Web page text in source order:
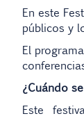
En este
públicos y
El
¿Cuándo
Este